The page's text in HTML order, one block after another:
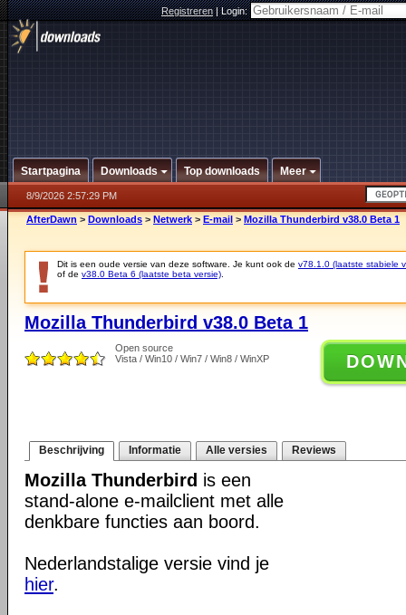
Registreren|Login:
Startpagina Downloads Top downloads Meer
8/9/2026 2:57:29 PM
AfterDawn > Downloads > Netwerk > E-mail > Mozilla Thunderbird v38.0 Beta 1
Dit is een oude versie van deze software. Je kunt ook de v78.1.0 (laatste stabiele
of de v38.0 Beta 6 (laatste beta versie)
Mozilla Thunderbird v38.0 Beta 1
Open source
Vista / Win10 / Win7 / Win8 / WinXP
Beschrijving Informatie Alle versies Reviews
Mozilla Thunderbird is een
stand-alone e-mailclient met alle
denkbare functies aan boord.
Nederlandstalige versie vind je
hier.